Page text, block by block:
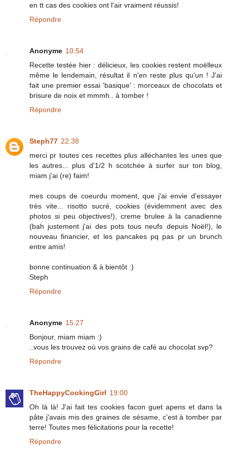
en tt cas des cookies ont l'air vraiment réussis!
Répondre
Anonyme 10:54
Recette testée hier : délicieux, les cookies restent moëlleux
même le lendemain, résultat il n'en reste plus qu'un ! J'ai
fait une premier essai 'basique' : morceaux de chocolats et
brisure de noix et mmmh.. à tomber !
Répondre
Steph77 22:38
merci pr toutes ces recettes plus alléchantes les unes que
les autres... plus d'1/2 h scotchée à surfer sur ton blog,
miam j'ai (re) faim!
mes coups de coeurdu moment, que j'ai envie d'essayer
très vite... risotto sucré, cookies (évidemment avec des
photos si peu objectives!), creme brulee à la canadienne
(bah justement j'ai des pots tous neufs depuis Noël!), le
nouveau financier, et les pancakes pq pas pr un brunch
entre amis!
bonne continuation & à bientôt :)
Steph
Répondre
Anonyme 15:27
Bonjour, miam miam :)
..vous les trouvez où vos grains de café au chocolat svp?
Répondre
TheHappyCookingGirl 19:00
Oh là là! J'ai fait tes cookies facon guet apens et dans la
pâte j'avais mis des graines de sésame, c'est à tomber par
terre! Toutes mes félicitations pour la recette!
Répondre